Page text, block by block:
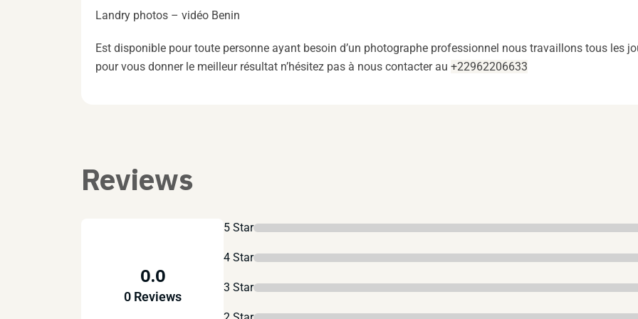
Landry photos – vidéo Benin
Est disponible pour toute personne ayant besoin d’un photographe professionnel nous travaillons tous les
pour vous donner le meilleur résultat n’hésitez pas à nous contacter au +22962206633
Reviews
0.0
0 Reviews
5 Star
4 Star
3 Star